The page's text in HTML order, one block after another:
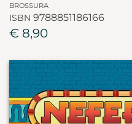
BROSSURA
ISBN 9788851186166
€ 8,90